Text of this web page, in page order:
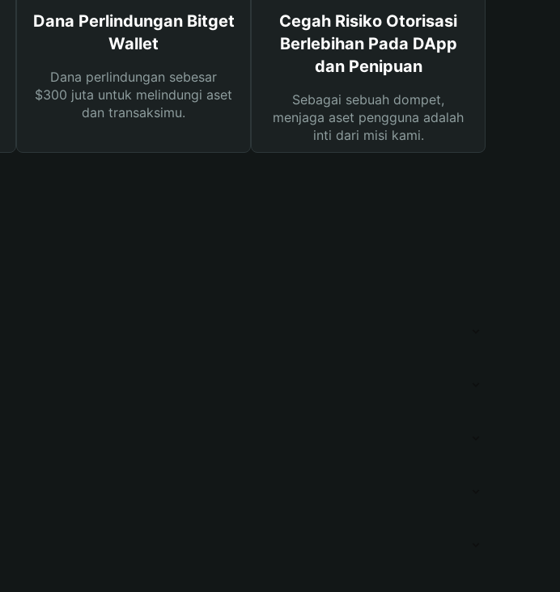
Dana Perlindungan Bitget
Wallet
Dana perlindungan sebesar
$300 juta untuk melindungi aset
dan transaksimu.
Cegah Risiko Otorisasi
Berlebihan Pada DApp
dan Penipuan
Sebagai sebuah dompet,
menjaga aset pengguna adalah
inti dari misi kami.